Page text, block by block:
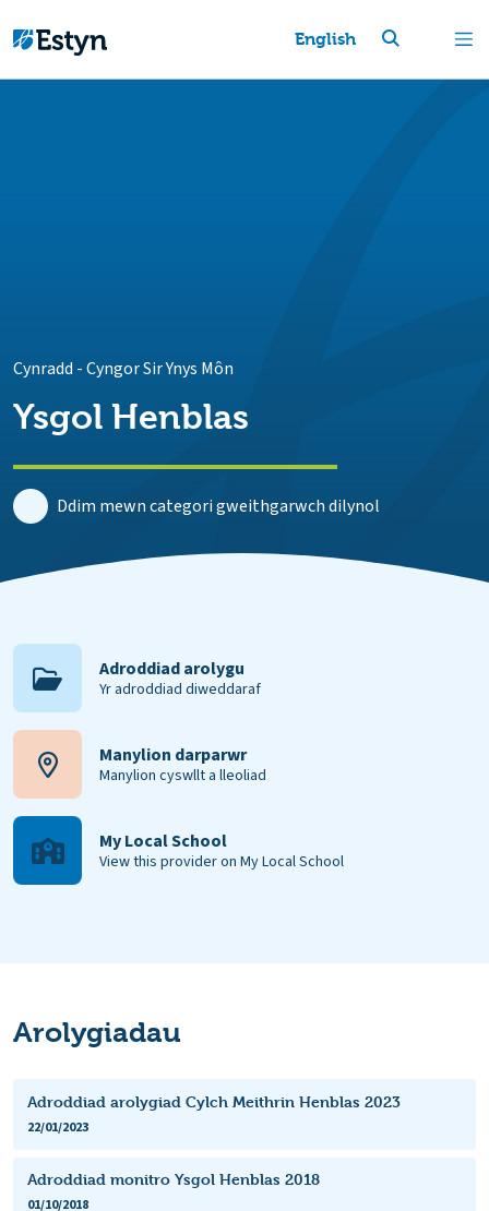
English
Cynradd -Cyngor Sir Ynys Môn
Ysgol Henblas
Ddim mewn categori gweithgarwch dilynol
Adroddiad arolygu
Yr adroddiad diweddaraf
Manylion darparwr
Manylion cyswllt a lleoliad
My Local School
View this provider on My Local School
Arolygiadau
Adroddiad arolygiad Cylch Meithrin Henblas 2023
22/01/2023
Adroddiad monitro Ysgol Henblas 2018
01/10/2018